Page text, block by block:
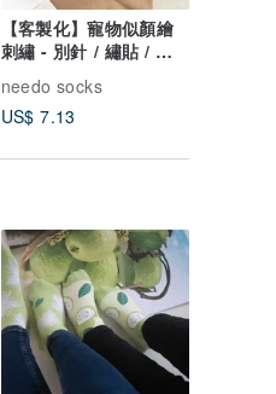
【客製化】寵物似顏繪
刺繡 - 別針 / 繡貼 / 襪
needo socks
US$ 7.13